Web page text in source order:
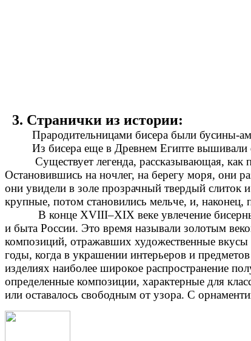
3. Странички из истории:
Прародительницами бисера были бусины-
Из бисера еще в Древнем Египте вышивали
Существует легенда, рассказывающая, как
Остановившись на ночлег, на берегу моря, они
они увидели в золе прозрачный твердый слиток
крупные, потом становились мельче, и,
В конце XVIII–XIX веке увлечение бисерными
и быта России. Это время называли золотым
композиций, отражавших художественные вкусы
годы, когда в украшении интерьеров и
изделиях наиболее широкое распространение
определенные композиции, характерные для
или оставалось свободным от узора. С